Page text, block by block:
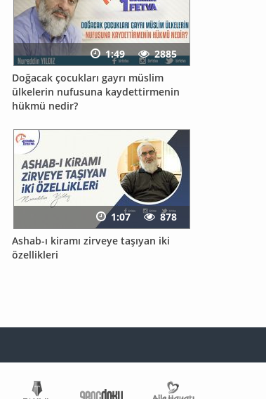
Doğacak çocukları gayrı müslim
ülkelerin nufusuna kaydettirmenin
hükmü nedir?
1:49 2885
Ashab-ı kiramı zirveye taşıyan iki
özellikleri
1:07 878
Fetva Meclisi Genç Doku